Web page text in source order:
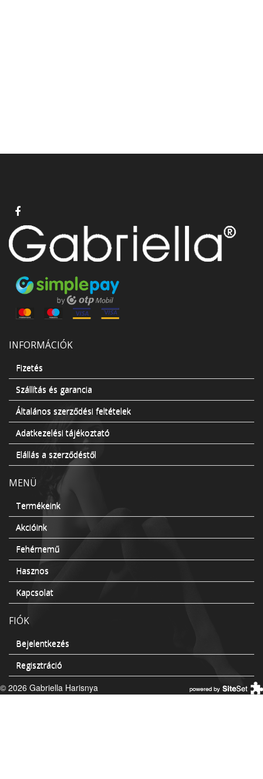
INFORMÁCIÓK
Fizetés
Szállítás és garancia
Általános szerződési feltételek
Adatkezelési tájékoztató
Elállás a szerződéstől
MENÜ
Termékeink
Akcióink
Fehérnemű
Hasznos
Kapcsolat
FIÓK
Bejelentkezés
Regisztráció
© 2026 Gabriella Harisnya